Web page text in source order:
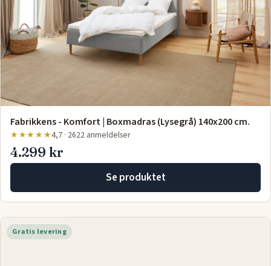
Fabrikkens - Komfort | Boxmadras (Lysegrå) 140x200 cm.
★★★★★4,7 · 2622 anmeldelser
4.299 kr
Se produktet
Gratis levering